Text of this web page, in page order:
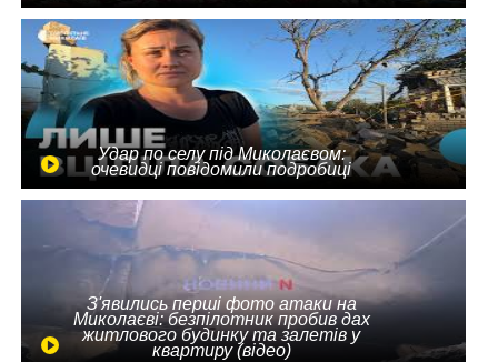
Удар по селу під Миколаєвом:
очевидці повідомили подробиці
З'явились перші фото атаки на
Миколаєві: безпілотник пробив дах
житлового будинку та залетів у
квартиру (відео)